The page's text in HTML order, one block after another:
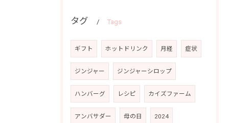
タグ Tags
ギフト ホットドリンク 月経 症状
ジンジャー ジンジャーシロップ
ハンバーグ レシピ カイズファーム
アンバサダー 母の日 2024